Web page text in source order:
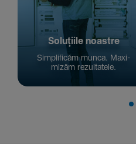
Solu­țiile noastre
Simpli­ficăm munca. Maxi­
mizăm rezul­ta­tele.